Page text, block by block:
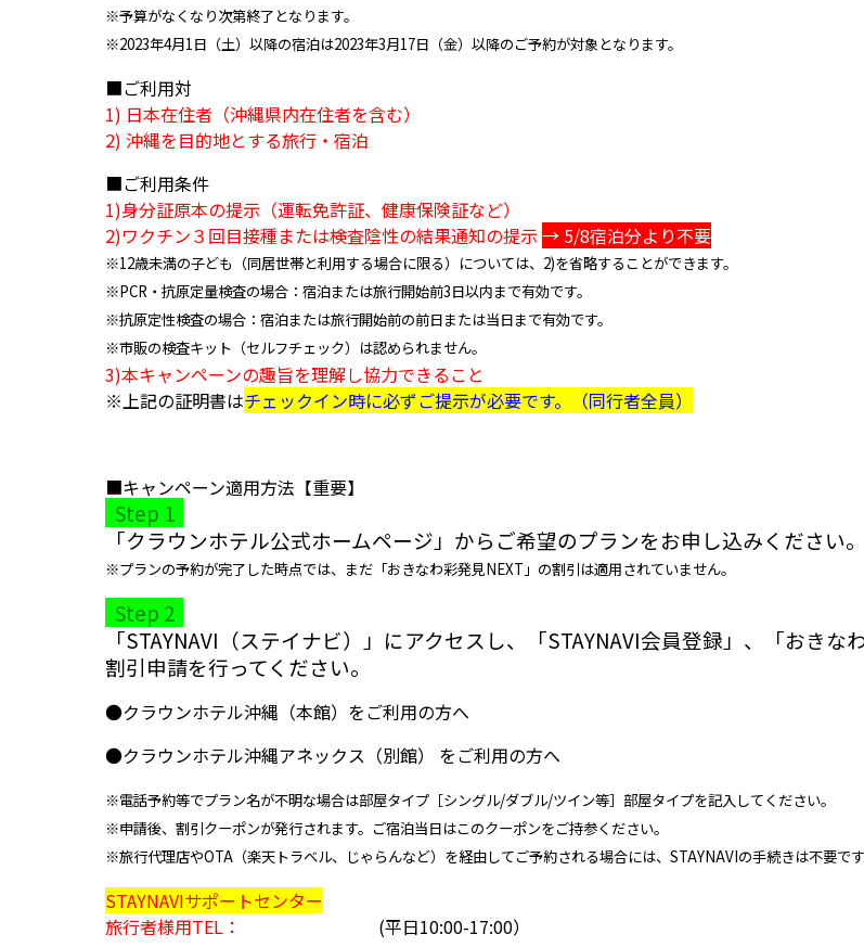
※予算がなくなり次第終了となります。
※2023年4月1日（土）以降の宿泊は2023年3月17日（金）以降のご予約が対象となります。
■ご利用対
1) 日本在住者（沖縄県内在住者を含む）
2) 沖縄を目的地とする旅行・宿泊
■ご利用条件
1)身分証原本の提示（運転免許証、健康保険証など）
2)ワクチン３回目接種または検査陰性の結果通知の提示 → 5/8宿泊分より不要
※12歳未満の子ども（同居世帯と利用する場合に限る）については、2)を省略することができます。
※PCR・抗原定量検査の場合：宿泊または旅行開始前3日以内まで有効です。
※抗原定性検査の場合：宿泊または旅行開始前の前日または当日まで有効です。
※市販の検査キット（セルフチェック）は認められません。
3)本キャンペーンの趣旨を理解し協力できること
※上記の証明書はチェックイン時に必ずご提示が必要です。（同行者全員）
■キャンペーン適用方法【重要】
Step 1
「クラウンホテル公式ホームページ」 からご希望のプランをお申し込みください。
※プランの予約が完了した時点では、まだ「おきなわ彩発見NEXT」の割引は適用されていません。
Step 2
「STAYNAVI（ステイナビ）」 にアクセスし、「STAYNAVI会員登録」、「おきな
割引申請を行ってください。
●クラウンホテル沖縄（本館） をご利用の方へ
●クラウンホテル沖縄アネックス（別館） をご利用の方へ
※電話予約等でプラン名が不明な場合は部屋タイプ［シングル/ダブル/ツイン等］部屋タイプを記入してください。
※申請後、割引クーポンが発行されます。ご宿泊当日はこのクーポンをご持参ください。
※旅行代理店やOTA（楽天トラベル、じゃらんなど）を経由してご予約される場合には、STAYNAVIの手続きは不要です
STAYNAVIサポートセンター
旅行者様用TEL：
(平日10:00-17:00）